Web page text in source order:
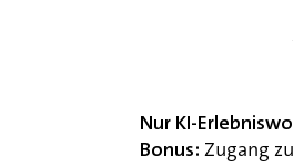
Nur KI-
Bonus: Zugang